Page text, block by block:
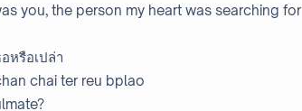
you, the person my heart was searching for
หรือเปล่า
chai ter reu bplao